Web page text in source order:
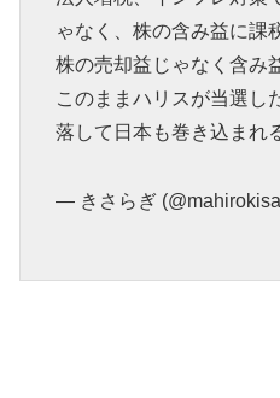
ゃなく、株の含み益に
株の売却益じゃなく含み
このままハリスが当選し
落して日本も巻き込まれ
— きさらぎ